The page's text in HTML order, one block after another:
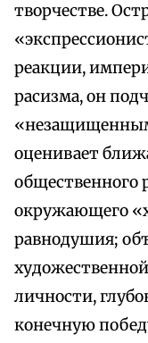
творчестве.
реакции,
расизма, он
оценивает
общественного
окружающего
равнодушия;
личности,
конечную